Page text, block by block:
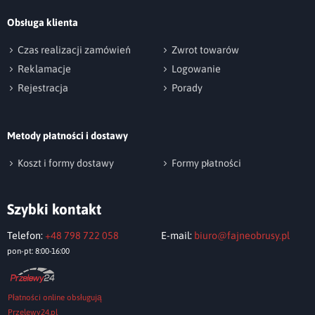
Wyślij opinię
Obsługa klienta
Czas realizacji zamówień
Zwrot towarów
Reklamacje
Logowanie
Rejestracja
Porady
Metody płatności i dostawy
Koszt i formy dostawy Formy płatności
Szybki kontakt
Telefon: +48 798 722 058
pon-pt: 8:00-16:00
E-mail: biuro@fajneobrusy.pl
Płatności online obsługują
Przelewy24.pl